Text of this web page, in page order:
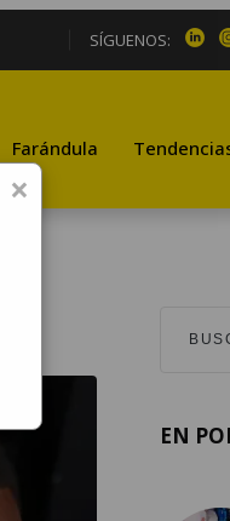
SÍGUENOS:
Farándula
EN
×